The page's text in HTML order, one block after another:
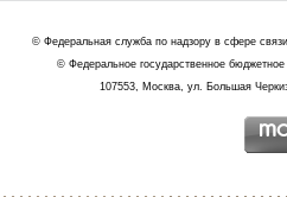
© Федеральная служба по надзору в сфере
© Федеральное государственное
107553, Москва, ул. Большая